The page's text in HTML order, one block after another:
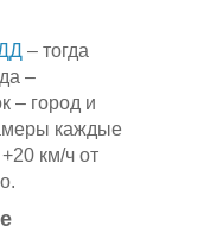
– тогда
–
– город и
каждые
км/ч от